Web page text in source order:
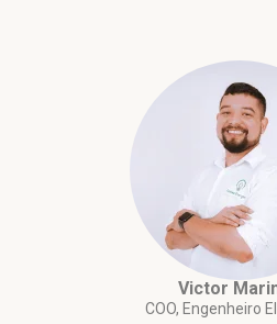
Victor
COO, Engenheiro